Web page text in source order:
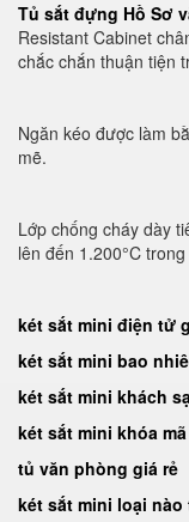
Tủ sắt đựng Hồ Sơ
Resistant Cabinet
chắc chắn thuận tiện
Ngăn kéo được làm
mẽ.
Lớp chống cháy dày
lên đến 1.200°C
két sắt mini điện tử
két sắt mini bao
két sắt mini khách
két sắt mini khóa
tủ văn phòng giá rẻ
két sắt mini loại nào